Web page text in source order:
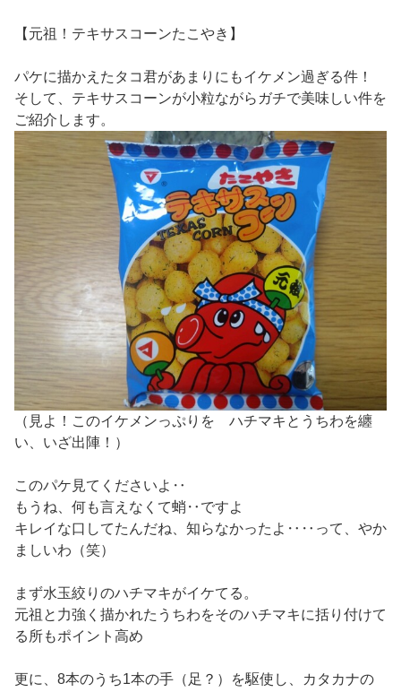
【元祖！テキサスコーンたこやき】
パケに描かえたタコ君があまりにもイケメン過ぎる件！
そして、テキサスコーンが小粒ながらガチで美味しい件を
ご紹介します。
（見よ！このイケメンっぷりを ハチマキとうちわを纏
い、いざ出陣！）
このパケ見てくださいよ‥
もうね、何も言えなくて蛸‥ですよ
キレイな口してたんだね、知らなかったよ‥‥って、やか
ましいわ（笑）
まず水玉絞りのハチマキがイケてる。
元祖と力強く描かれたうちわをそのハチマキに括り付けて
る所もポイント高め
更に、8本のうち1本の手（足？）を駆使し、カタカナの